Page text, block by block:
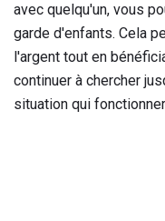
avec quelqu'un, vous
garde d'enfants. Cela
l'argent tout en
continuer à chercher
situation qui